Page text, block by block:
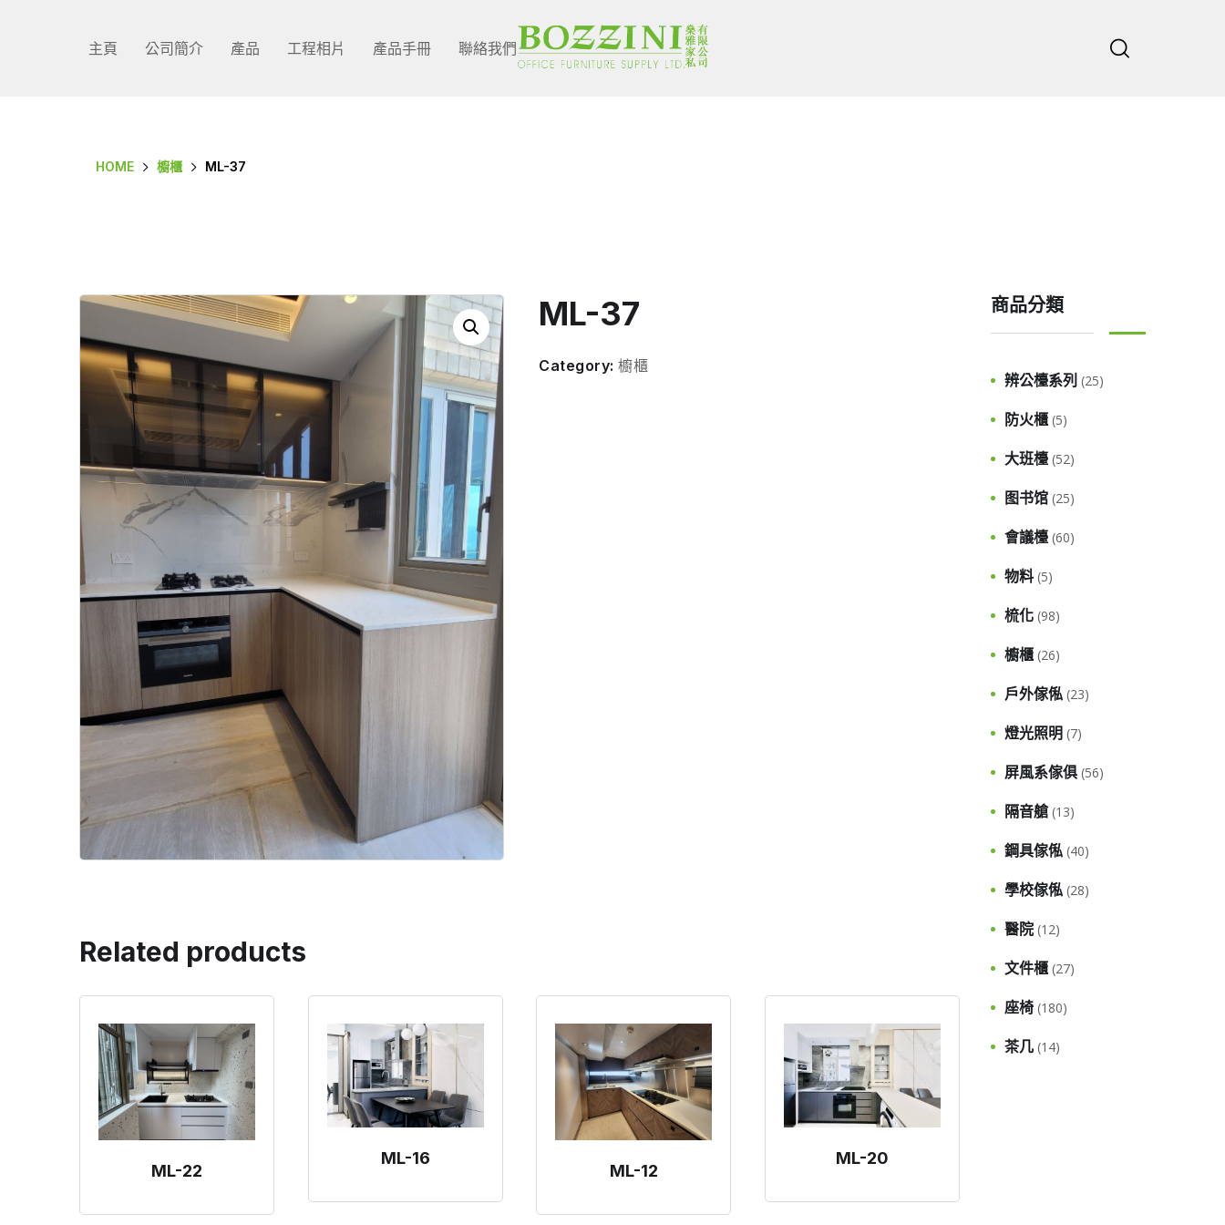
主頁 公司簡介 產品 工程相片 產品手冊 聯絡我們
HOME 櫥櫃 ML-37
ML-37
Category:櫥櫃
Related products
ML-22
ML-16
ML-12
ML-20
商品分類
辨公檯系列 (25)
防火櫃 (5)
大班檯 (52)
图书馆 (25)
會議檯 (60)
物料 (5)
梳化 (98)
櫥櫃 (26)
戶外傢俬 (23)
燈光照明 (7)
屏風系傢俱 (56)
隔音艙 (13)
鋼具傢俬 (40)
學校傢俬 (28)
醫院 (12)
文件櫃 (27)
座椅 (180)
茶几 (14)